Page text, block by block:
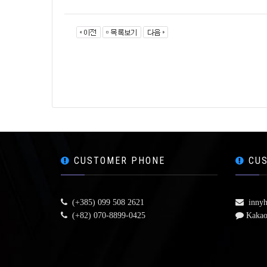
CUSTOMER PHONE
(+385) 099 508 2621
(+82) 070-8899-0425